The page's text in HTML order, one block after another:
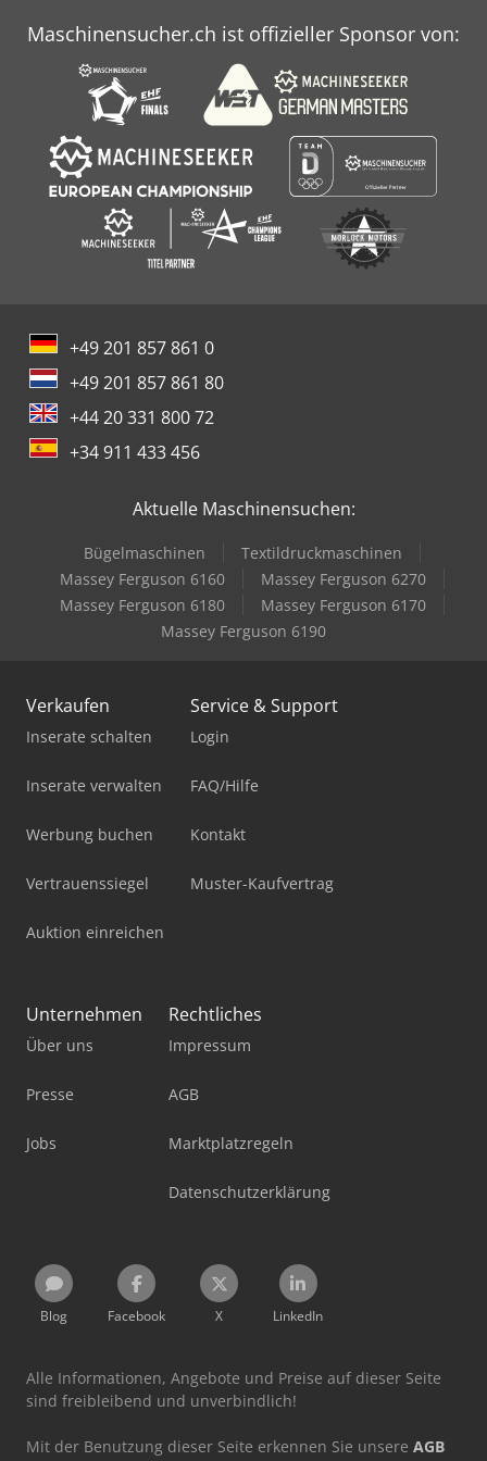
Maschinensucher.ch ist offizieller Sponsor von:
+49 201 857 861 0
+49 201 857 861 80
+44 20 331 800 72
+34 911 433 456
Aktuelle Maschinensuchen:
Bügelmaschinen
Textildruckmaschinen
Massey Ferguson 6160
Massey Ferguson 6270
Massey Ferguson 6180
Massey Ferguson 6170
Massey Ferguson 6190
Verkaufen
Inserate schalten
Inserate verwalten
Werbung buchen
Vertrauenssiegel
Auktion einreichen
Service & Support
Login
FAQ/Hilfe
Kontakt
Muster-Kaufvertrag
Unternehmen
Über uns
Presse
Jobs
Rechtliches
Impressum
AGB
Marktplatzregeln
Datenschutzerklärung
Blog Facebook X LinkedIn
Alle Informationen, Angebote und Preise auf dieser Seite
sind freibleibend und unverbindlich!
Mit der Benutzung dieser Seite erkennen Sie unsere AGB